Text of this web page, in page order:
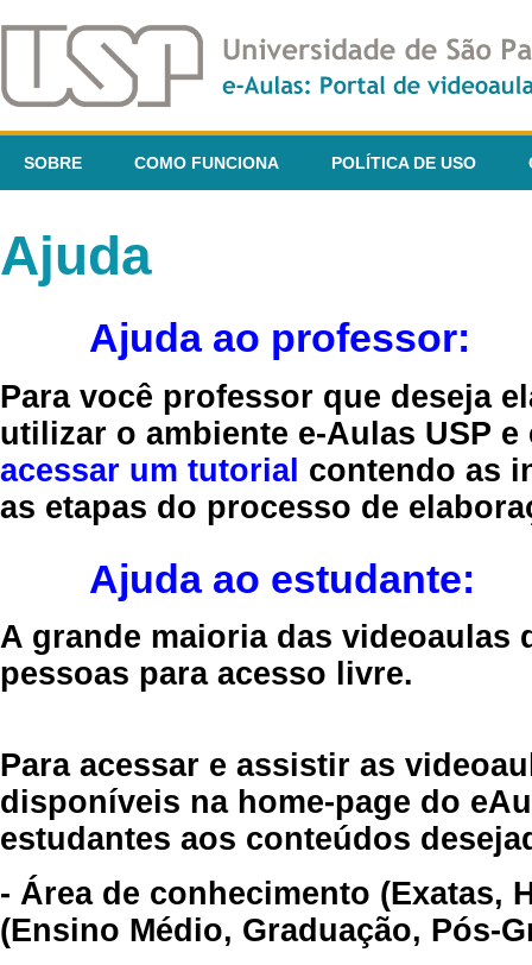
SOBRE COMO FUNCIONA POLÍTICA DE USO
Ajuda
Ajuda ao professor:
Para você professor que deseja
utilizar o ambiente e-Aulas USP
acessar um tutorial contendo as
as etapas do processo de
Ajuda ao estudante:
A grande maioria das videoaulas
pessoas para acesso livre.
Para acessar e assistir as
disponíveis na home-page do
estudantes aos conteúdos
- Área de conhecimento (Exatas,
(Ensino Médio, Graduação, Pós-